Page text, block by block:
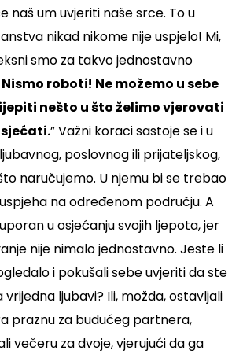
naš um uvjeriti naše srce. To u
nikad nikome nije uspjelo! Mi,
smo za takvo jednostavno
Nismo roboti! Ne možemo u sebe
nešto u što želimo vjerovati
” Važni koraci sastoje se i u
poslovnog ili prijateljskog,
naručujemo. U njemu bi se trebao
na određenom području. A
u osjećanju svojih ljepota, jer
nije nimalo jednostavno. Jeste li
i pokušali sebe uvjeriti da ste
ljubavi? Ili, možda, ostavljali
praznu za budućeg partnera,
večeru za dvoje, vjerujući da ga